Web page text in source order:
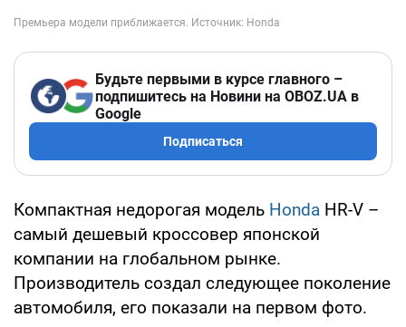
Будьте первыми в курсе главного –
подпишитесь на Новини на OBOZ.UA в
Google
Подписаться
Компактная недорогая модель Honda HR-V –
самый дешевый кроссовер японской
компании на глобальном рынке.
Производитель создал следующее поколение
автомобиля, его показали на первом фото.